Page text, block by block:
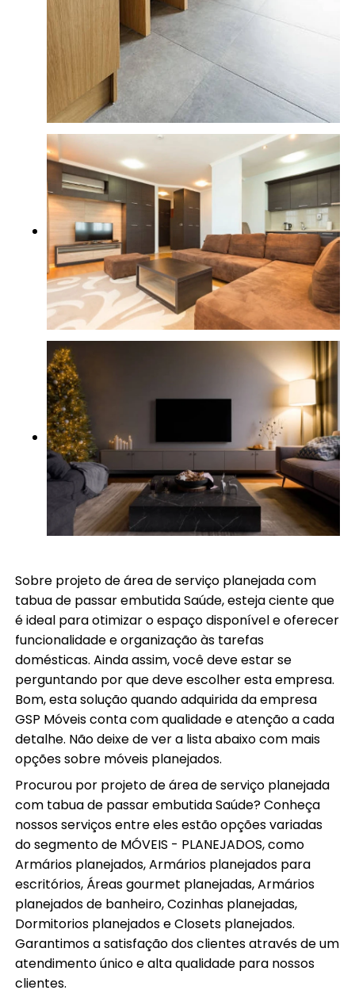
Sobre projeto de área de serviço planejada com
tabua de passar embutida Saúde, esteja ciente que
é ideal para otimizar o espaço disponível e oferecer
funcionalidade e organização às tarefas
domésticas. Ainda assim, você deve estar se
perguntando por que deve escolher esta empresa.
Bom, esta solução quando adquirida da empresa
GSP Móveis conta com qualidade e atenção a cada
detalhe. Não deixe de ver a lista abaixo com mais
opções sobre móveis planejados.
Procurou por projeto de área de serviço planejada
com tabua de passar embutida Saúde? Conheça
nossos serviços entre eles estão opções variadas
do segmento de MÓVEIS - PLANEJADOS, como
Armários planejados, Armários planejados para
escritórios, Áreas gourmet planejadas, Armários
planejados de banheiro, Cozinhas planejadas,
Dormitorios planejados e Closets planejados.
Garantimos a satisfação dos clientes através de um
atendimento único e alta qualidade para nossos
clientes.